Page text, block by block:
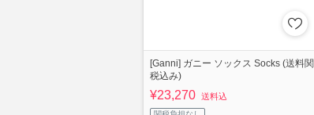
[Ganni] ガニー ソックス Socks (送料関
税込み)
¥23,270 送料込